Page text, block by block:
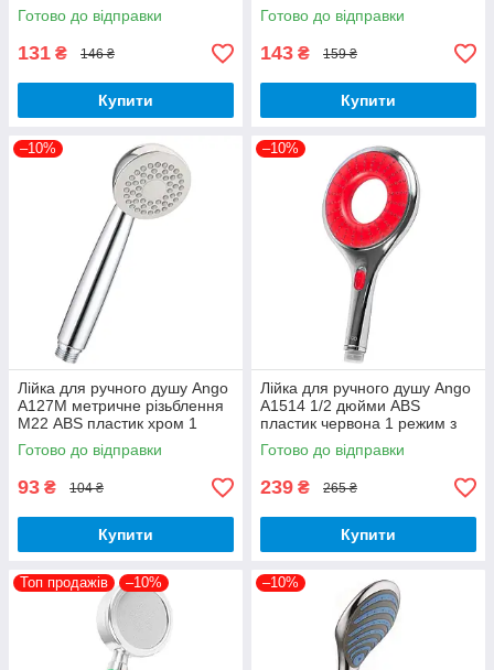
Готово до відправки
131 ₴ 146 ₴
Купити
Готово до відправки
143 ₴ 159 ₴
Купити
–10%
Лійка для ручного душу Ango
А127М метричне різьблення
М22 ABS пластик хром 1
режим
Готово до відправки
93 ₴ 104 ₴
Купити
–10%
Лійка для ручного душу Ango
А1514 1/2 дюйми ABS
пластик червона 1 режим з
кнопкою Стоп
Готово до відправки
239 ₴ 265 ₴
Купити
Топ продажів –10% –10%